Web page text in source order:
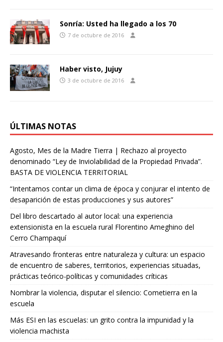
Sonría: Usted ha llegado a los 70
7 de octubre de 2016
Haber visto, Jujuy
3 de octubre de 2016
ÚLTIMAS NOTAS
Agosto, Mes de la Madre Tierra | Rechazo al proyecto
denominado “Ley de Inviolabilidad de la Propiedad Privada”.
BASTA DE VIOLENCIA TERRITORIAL
“Intentamos contar un clima de época y conjurar el intento de
desaparición de estas producciones y sus autores”
Del libro descartado al autor local: una experiencia
extensionista en la escuela rural Florentino Ameghino del
Cerro Champaquí
Atravesando fronteras entre naturaleza y cultura: un espacio
de encuentro de saberes, territorios, experiencias situadas,
prácticas teórico-políticas y comunidades críticas
Nombrar la violencia, disputar el silencio: Cometierra en la
escuela
Más ESI en las escuelas: un grito contra la impunidad y la
violencia machista